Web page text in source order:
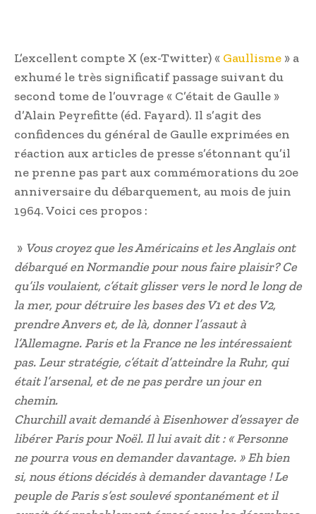
L’excellent compte X (ex-Twitter) « Gaullisme » a
exhumé le très significatif passage suivant du
second tome de l’ouvrage « C’était de Gaulle »
d’Alain Peyrefitte (éd. Fayard). Il s’agit des
confidences du général de Gaulle exprimées en
réaction aux articles de presse s’étonnant qu’il
ne prenne pas part aux commémorations du 20e
anniversaire du débarquement, au mois de juin
1964. Voici ces propos :
» Vous croyez que les Américains et les Anglais ont
débarqué en Normandie pour nous faire plaisir? Ce
qu’ils voulaient, c’était glisser vers le nord le long de
la mer, pour détruire les bases des V1 et des V2,
prendre Anvers et, de là, donner l’assaut à
l’Allemagne. Paris et la France ne les intéressaient
pas. Leur stratégie, c’était d’atteindre la Ruhr, qui
était l’arsenal, et de ne pas perdre un jour en
chemin.
Churchill avait demandé à Eisenhower d’essayer de
libérer Paris pour Noël. Il lui avait dit : « Personne
ne pourra vous en demander davantage. » Eh bien
si, nous étions décidés à demander davantage ! Le
peuple de Paris s’est soulevé spontanément et il